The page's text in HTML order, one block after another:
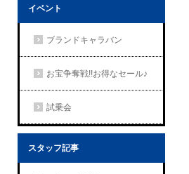
イベント
ブランドキャラバン
お宝争奪戦!!お得なセール♪
試乗会
スタッフ記事